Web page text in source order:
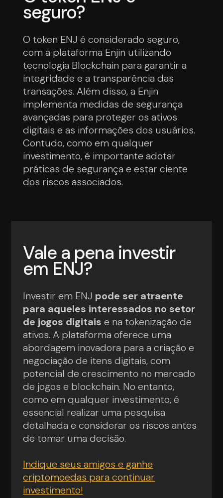
seguro?
O token ENJ é considerado seguro,
com a plataforma Enjin utilizando
tecnologia Blockchain para garantir a
integridade e a transparência das
transações. Além disso, a Enjin
implementa medidas de segurança
avançadas para proteger os ativos
digitais e as informações dos usuários.
Contudo, como em qualquer
investimento, é importante adotar
práticas de segurança e estar ciente
dos riscos associados.
Vale a pena investir
em ENJ?
Investir em ENJ pode ser atraente
para aqueles interessados no setor
de jogos digitais e na tokenização de
ativos. A plataforma oferece uma
abordagem inovadora para a criação e
negociação de itens digitais, com
potencial de crescimento no mercado
de jogos e blockchain. No entanto,
como em qualquer investimento, é
essencial realizar uma pesquisa
detalhada e considerar os riscos antes
de tomar uma decisão.
Indique seus amigos e ganhe
criptomoedas para continuar
investimento!